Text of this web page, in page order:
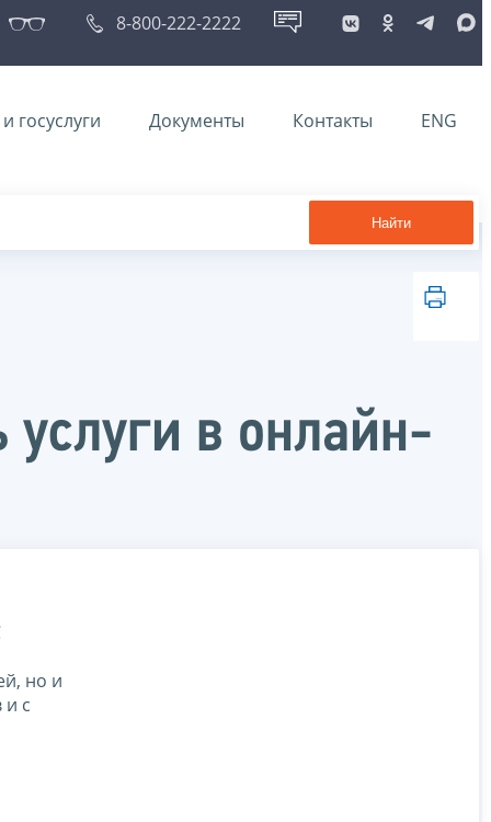
8-800-222-2222
госуслуги Документы Контакты ENG
Найти
услуги в онлайн-
но и
с